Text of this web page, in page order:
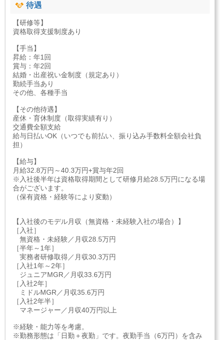
待遇
【研修等】
資格取得支援制度あり
【手当】
昇給：年1回
賞与：年2回
結婚・出産祝い金制度（規定あり）
勤続手当あり
その他、各種手当
【その他待遇】
産休・育休制度（取得実績有り）
交通費全額支給
給与日払いOK（いつでも前払い、振り込み手数料全額会社負
担）
【給与】
月給32.8万円～40.3万円+賞与年2回
※入社後半年は資格取得期間として研修月給28.5万円になる場
合がございます。
（保有資格・経験等により変動）
【入社後のモデル月収（無資格・未経験入社の場合）】
［入社］
無資格・未経験／月収28.5万円
［半年～1年］
実務者研修取得／月収30.3万円
［入社1年～2年］
ジュニアMGR／月収33.6万円
［入社2年］
ミドルMGR／月収35.6万円
［入社2年半］
マネージャー／月収40万円以上
※経験・能力等を考慮。
※勤務形態は「日勤＋夜勤」です。夜勤手当（6万円）を含み